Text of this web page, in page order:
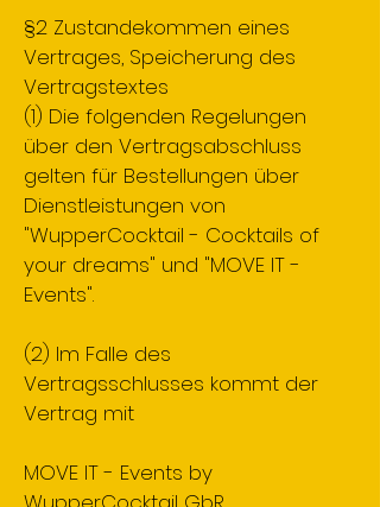
§2 Zustandekommen eines
Vertrages, Speicherung des
Vertragstextes
(1) Die folgenden Regelungen
über den Vertragsabschluss
gelten für Bestellungen über
Dienstleistungen von
"WupperCocktail - Cocktails of
your dreams" und "MOVE IT -
Events".
(2) Im Falle des
Vertragsschlusses kommt der
Vertrag mit
MOVE IT - Events by